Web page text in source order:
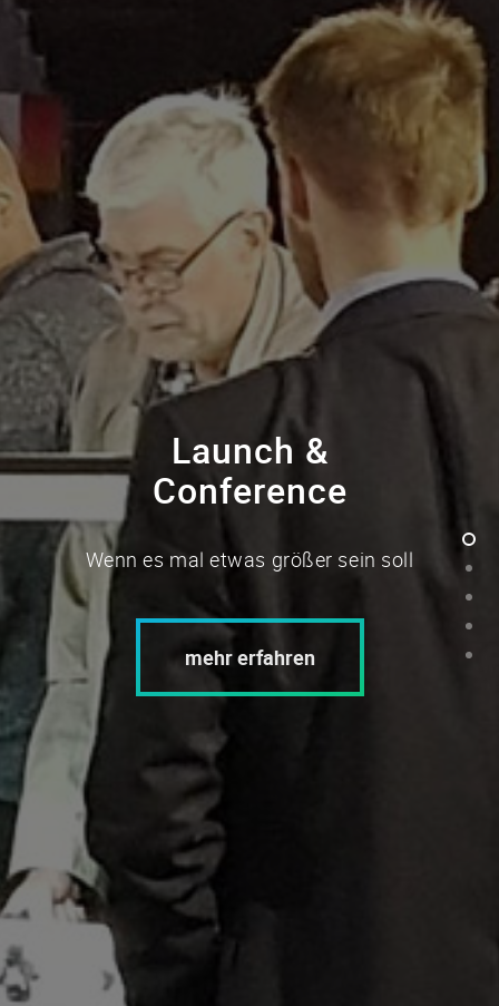
Launch &
Conference
Wenn es mal etwas größer sein soll
mehr erfahren